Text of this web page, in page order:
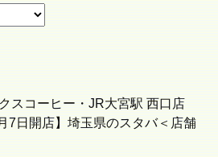
スコーヒー・JR大宮駅 西口店
7日開店】埼玉県のスタバ＜店舗